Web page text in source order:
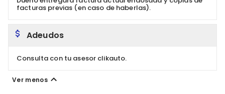
facturas previas (en caso de haberlas).
Adeudos
Consulta con tu asesor clikauto.
Ver menos